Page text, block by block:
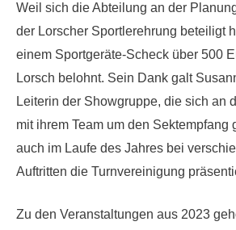
Weil sich die Abteilung an der
der Lorscher Sportlerehrung beteiligt
einem Sportgeräte-Scheck über 500
Lorsch belohnt. Sein Dank galt
Leiterin der Showgruppe, die sich an
mit ihrem Team um den Sektempfang
auch im Laufe des Jahres bei
Auftritten die Turnvereinigung
Zu den Veranstaltungen aus 2023